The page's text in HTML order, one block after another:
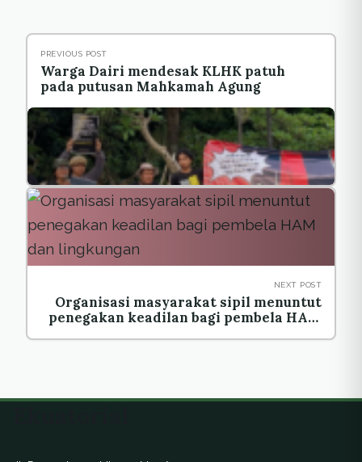
PREVIOUS POST
Warga Dairi mendesak KLHK patuh
pada putusan Mahkamah Agung
NEXT POST
Organisasi masyarakat sipil menuntut
penegakan keadilan bagi pembela HAM